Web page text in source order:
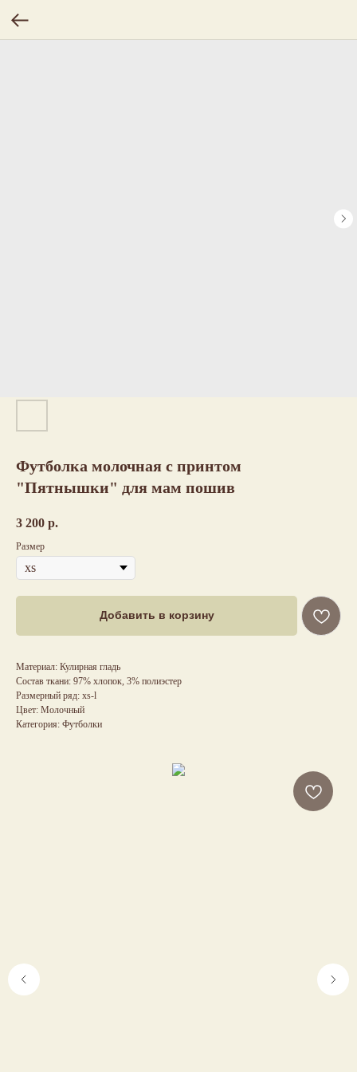
Футболка молочная с принтом
"Пятнышки" для мам пошив
3 200 р.
Размер
Добавить в корзину
Материал: Кулирная гладь
Состав ткани: 97% хлопок, 3% полиэстер
Размерный ряд: xs-l
Цвет: Молочный
Категория: Футболки